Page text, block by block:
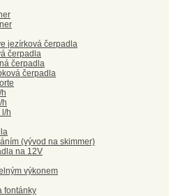
jezírková čerpadla
čerpadla
čerpadla
čerpadla
h
h
(vývod na skimmer)
na 12V
výkonem
fontánky